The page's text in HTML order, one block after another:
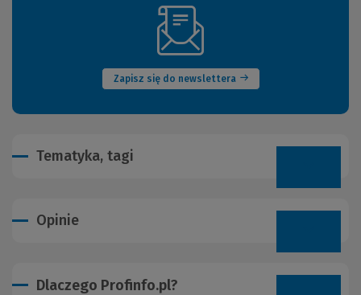
Zapisz się do newslettera
(Nowe
okno)
Tematyka, tagi
Opinie
Dlaczego Profinfo.pl?